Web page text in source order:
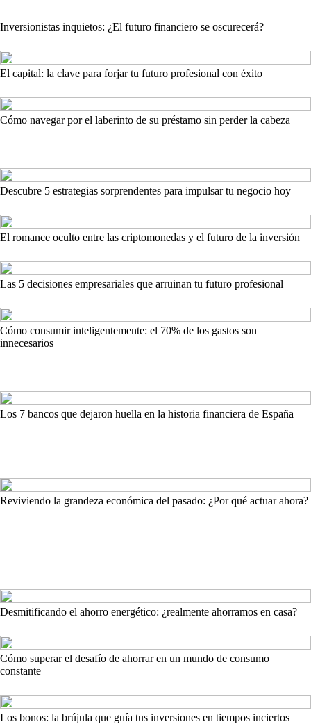
Inversionistas inquietos: ¿El futuro financiero se oscurecerá?
El capital: la clave para forjar tu futuro profesional con éxito
Cómo navegar por el laberinto de su préstamo sin perder la cabeza
Descubre 5 estrategias sorprendentes para impulsar tu negocio hoy
El romance oculto entre las criptomonedas y el futuro de la inversión
Las 5 decisiones empresariales que arruinan tu futuro profesional
Cómo consumir inteligentemente: el 70% de los gastos son
innecesarios
Los 7 bancos que dejaron huella en la historia financiera de España
Reviviendo la grandeza económica del pasado: ¿Por qué actuar ahora?
Desmitificando el ahorro energético: ¿realmente ahorramos en casa?
Cómo superar el desafío de ahorrar en un mundo de consumo
constante
Los bonos: la brújula que guía tus inversiones en tiempos inciertos